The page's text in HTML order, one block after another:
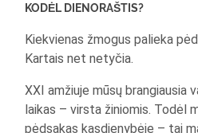
KODĖL DIENORAŠTIS?
Kiekvienas žmogus palieka
Kartais net netyčia.
XXI amžiuje mūsų brangiausia
laikas – virsta žiniomis. Todėl
pėdsakas kasdienybėje – tai